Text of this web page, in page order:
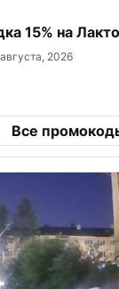
15% на
2026
Все